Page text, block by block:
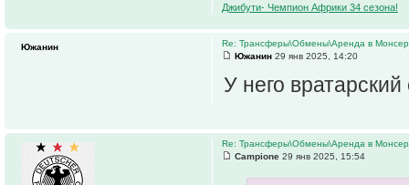
Джибути- Чемпион Африки 34 сезона!
Re: Трансферы\Обмены\Аренда в
Южанин 29 янв 2025, 14:20
У него
Южанин
Re: Трансферы\Обмены\Аренда в
Campione 29 янв 2025, 15:54